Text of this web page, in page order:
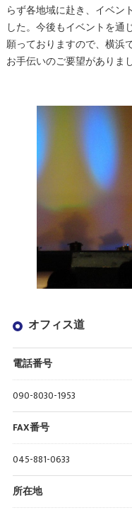
らず各地域に赴き、イベン
した。今後もイベントを通
願っておりますので、横浜
お手伝いのご要望がありま
オフィス道
電話番号
090-8030-1953
FAX番号
045-881-0633
所在地